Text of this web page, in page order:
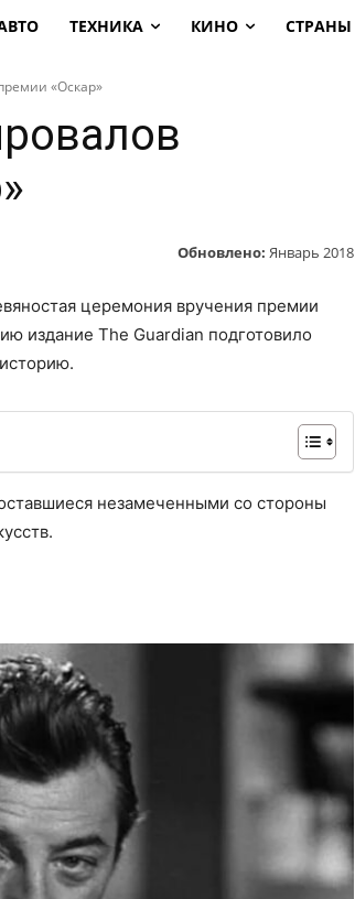
ТЕХНИКА КИНО СТРАНЫ
«Оскар»
Обновлено: Январь 2018
церемония вручения премии
издание The Guardian подготовило
незамеченными со стороны